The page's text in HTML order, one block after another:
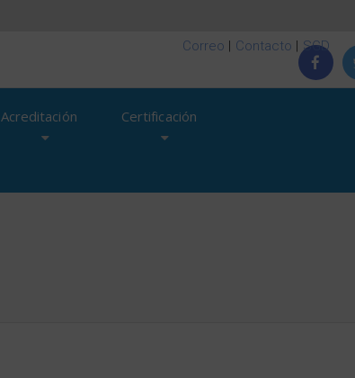
Correo | Contacto | SGD
Acreditación Certificación